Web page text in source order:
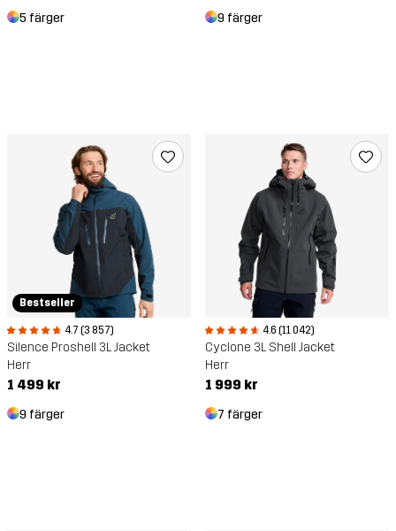
5 färger 9 färger
Bestseller
4.7 (3 857)
Silence Proshell 3L Jacket
Herr
1 499 kr
9 färger
4.6 (11 042)
Cyclone 3L Shell Jacket
Herr
1 999 kr
7 färger